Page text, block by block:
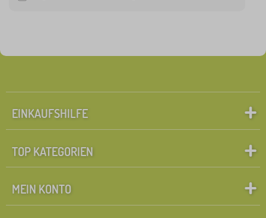
EINKAUFSHILFE
TOP KATEGORIEN
MEIN KONTO